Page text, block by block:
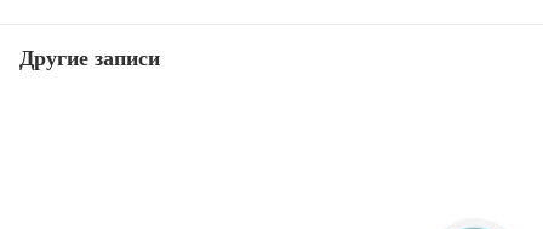
Другие записи